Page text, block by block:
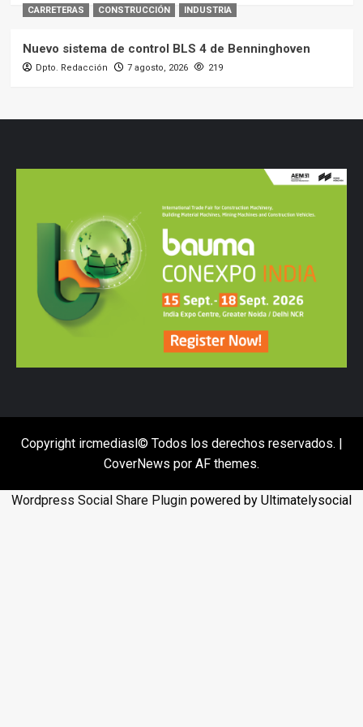
CARRETERAS CONSTRUCCIÓN INDUSTRIA
Nuevo sistema de control BLS 4 de Benninghoven
Dpto. Redacción 7 agosto, 2026 219
Copyright ircmediasl© Todos los derechos reservados. |
CoverNews por AF themes.
Wordpress Social Share Plugin powered by Ultimatelysocial